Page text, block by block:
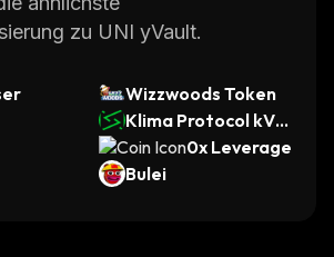
zu UNI yVault.
Wizzwoods Token
Klima Protocol kVC
M
0x Leverage
Bulei